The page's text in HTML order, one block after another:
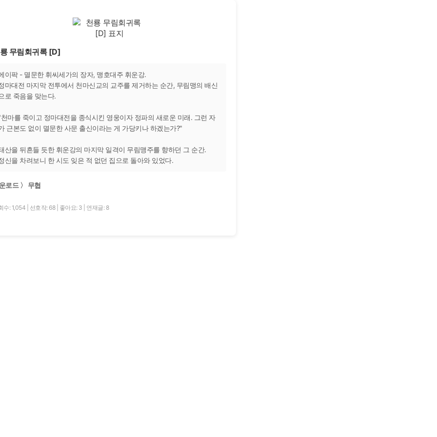
무림회귀록 [D]
이팍 - 멸문한 휘씨세가의 장자, 맹호대주 휘운강.
마대전 마지막 전투에서 천마신교의 교주를 제거하는 순간, 무림맹의 배신
로 죽음을 맞는다.
마를 죽이고 정마대전을 종식시킨 영웅이자 정파의 새로운 미래. 그런 자
근본도 없이 멸문한 사문 출신이라는 게 가당키나 하겠는가?"
산을 뒤흔들 듯한 휘운강의 마지막 일격이 무림맹주를 향하던 그 순간.
신을 차려보니 한 시도 잊은 적 없던 집으로 돌아와 있었다.
로드 〉 무협
수: 1,054 선호작: 68 좋아요: 3 연재글: 8